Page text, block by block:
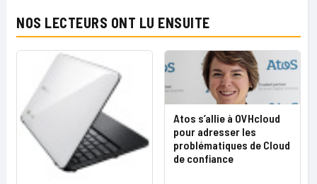
NOS LECTEURS ONT LU ENSUITE
Atos s’allie à OVHcloud
pour adresser les
problématiques de Cloud
de confiance